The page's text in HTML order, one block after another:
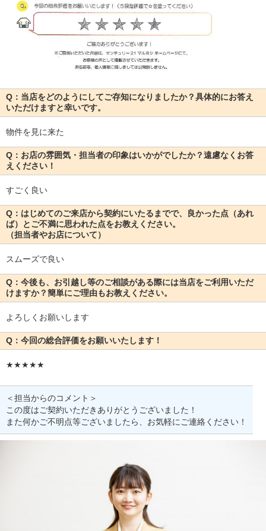
Q：当店をどのようにしてご存知になりましたか？具体的にお答え
いただけますと幸いです。
物件を見に来た
Q：お店の雰囲気・担当者の印象はいかがでしたか？遠慮なくお答
えください！
すごく良い
Q：はじめてのご来店から契約にいたるまでで、良かった点（あれ
ば）とご不満に思われた点をお教えください。
（担当者やお店について）
スムーズで良い
Q：今後も、お引越し等のご相談がある際には当店をご利用いただ
けますか？簡単にご理由もお教えください。
よろしくお願いします
Q：今回の総合評価をお願いいたします！
★★★★★
＜担当からのコメント＞
この度はご契約いただきありがとうございました！
また何かご不明点等ございましたら、お気軽にご連絡ください！